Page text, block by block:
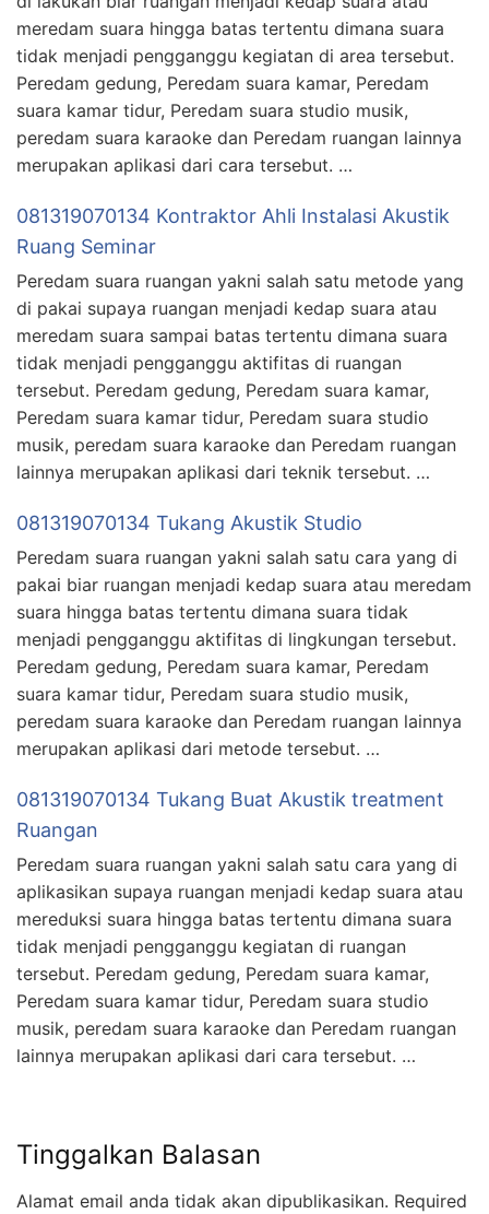
meredam suara hingga batas tertentu dimana suara
tidak menjadi pengganggu kegiatan di area tersebut.
Peredam gedung, Peredam suara kamar, Peredam
suara kamar tidur, Peredam suara studio musik,
peredam suara karaoke dan Peredam ruangan lainnya
merupakan aplikasi dari cara tersebut. …
081319070134 Kontraktor Ahli Instalasi Akustik
Ruang Seminar
Peredam suara ruangan yakni salah satu metode yang
di pakai supaya ruangan menjadi kedap suara atau
meredam suara sampai batas tertentu dimana suara
tidak menjadi pengganggu aktifitas di ruangan
tersebut. Peredam gedung, Peredam suara kamar,
Peredam suara kamar tidur, Peredam suara studio
musik, peredam suara karaoke dan Peredam ruangan
lainnya merupakan aplikasi dari teknik tersebut. …
081319070134 Tukang Akustik Studio
Peredam suara ruangan yakni salah satu cara yang di
pakai biar ruangan menjadi kedap suara atau meredam
suara hingga batas tertentu dimana suara tidak
menjadi pengganggu aktifitas di lingkungan tersebut.
Peredam gedung, Peredam suara kamar, Peredam
suara kamar tidur, Peredam suara studio musik,
peredam suara karaoke dan Peredam ruangan lainnya
merupakan aplikasi dari metode tersebut. …
081319070134 Tukang Buat Akustik treatment
Ruangan
Peredam suara ruangan yakni salah satu cara yang di
aplikasikan supaya ruangan menjadi kedap suara atau
mereduksi suara hingga batas tertentu dimana suara
tidak menjadi pengganggu kegiatan di ruangan
tersebut. Peredam gedung, Peredam suara kamar,
Peredam suara kamar tidur, Peredam suara studio
musik, peredam suara karaoke dan Peredam ruangan
lainnya merupakan aplikasi dari cara tersebut. …
Tinggalkan Balasan
Alamat email anda tidak akan dipublikasikan. Required